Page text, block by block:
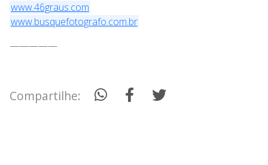
www.46graus.com
www.busquefotografo.com.br
—————
Compartilhe: